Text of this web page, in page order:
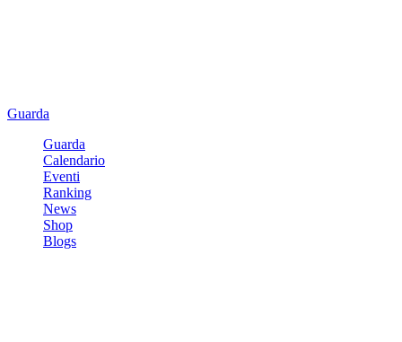
Guarda
Guarda
Calendario
Eventi
Ranking
News
Shop
Blogs